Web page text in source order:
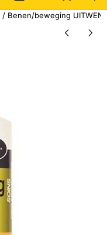
/ Benen/beweging